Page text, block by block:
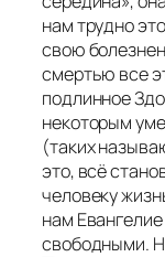
нам трудно
свою
смертью все
подлинное
некоторым
(таких
это, всё
человеку
нам
свободными.